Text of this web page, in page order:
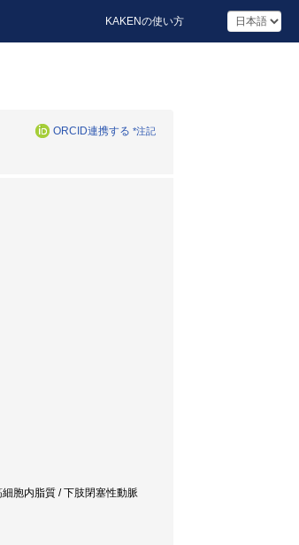
KAKENの使い方
ORCID連携する *注記
胞内脂質 / 下肢閉塞性動脈